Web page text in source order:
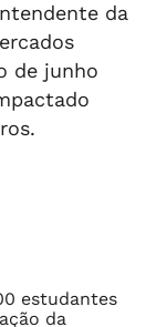
da
de junho
estudantes
da